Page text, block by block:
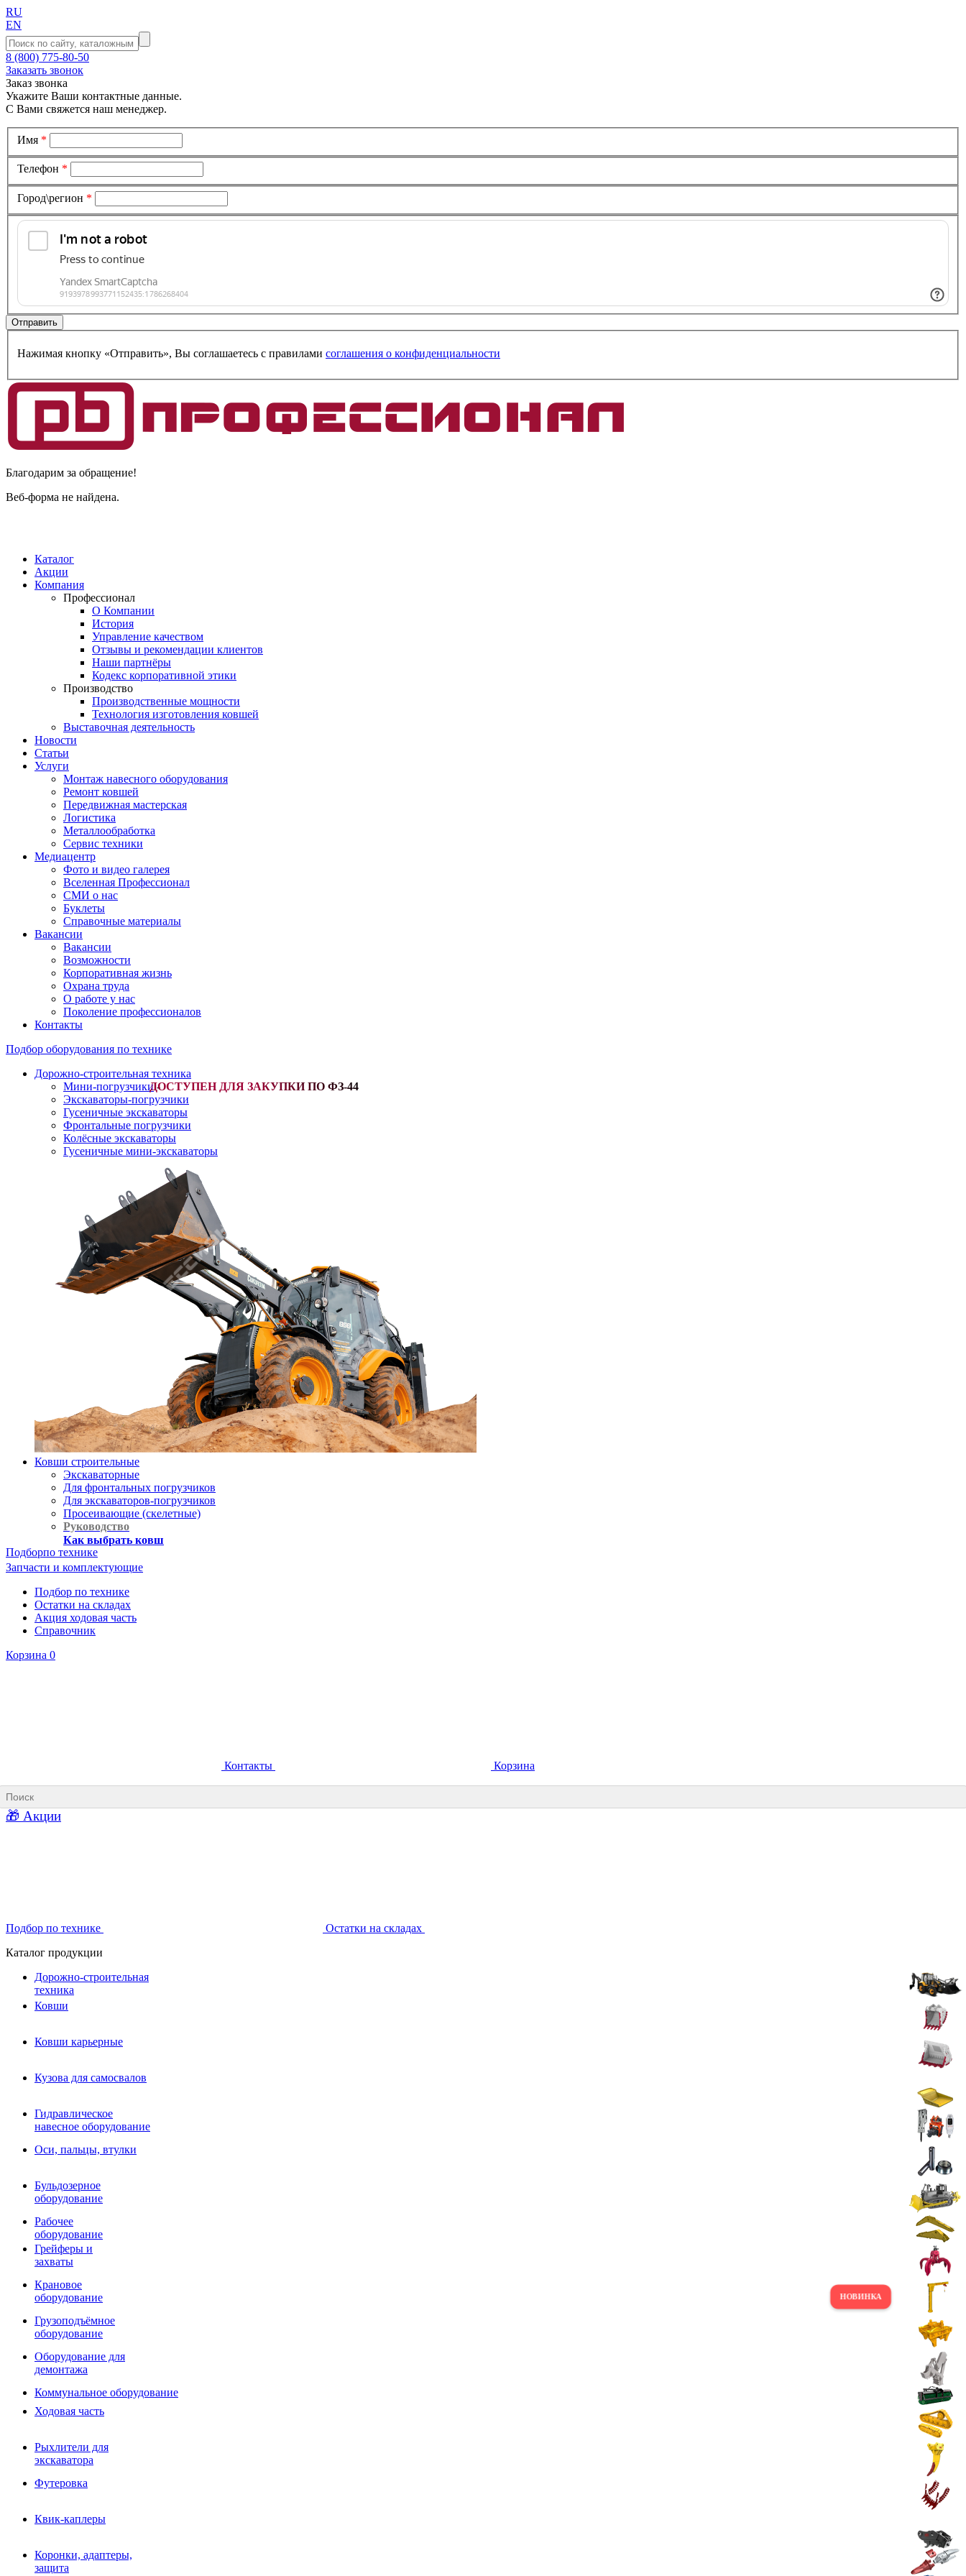
RU
EN
8 (800) 775-80-50
Заказать звонок
Заказ звонка
Укажите Ваши контактные данные.
С Вами свяжется наш менеджер.
Имя *
Телефон *
Город\регион *
Нажимая кнопку «Отправить», Вы соглашаетесь c правилами соглашения о конфиденциальности
Благодарим за обращение!
Веб-форма не найдена.
Каталог
Акции
Компания
Профессионал
О Компании
История
Управление качеством
Отзывы и рекомендации клиентов
Наши партнёры
Кодекс корпоративной этики
Производство
Производственные мощности
Технология изготовления ковшей
Выставочная деятельность
Новости
Статьи
Услуги
Монтаж навесного оборудования
Ремонт ковшей
Передвижная мастерская
Логистика
Металлообработка
Сервис техники
Медиацентр
Фото и видео галерея
Вселенная Профессионал
СМИ о нас
Буклеты
Справочные материалы
Вакансии
Вакансии
Возможности
Корпоративная жизнь
Охрана труда
О работе у нас
Поколение профессионалов
Контакты
Подбор оборудования по технике
Дорожно-строительная техника
Мини-погрузчики-
Экскаваторы-погрузчики
Гусеничные экскаваторы
Фронтальные погрузчики
Колёсные экскаваторы
Гусеничные мини-экскаваторы
Ковши строительные
Экскаваторные
Для фронтальных погрузчиков
Для экскаваторов-погрузчиков
Просеивающие (скелетные)
Руководство
Как выбрать ковш
Ковши для фронтальных погрузчиков
Гидравлическое навесное
оборудование
Гидробуры и шнеки
Вибротрамбовки
Навесные дорожные фрезы
Виброрипперы
Ковши дробильные щековые
Ковши дробильные роторные
Сортировочные ковши барабанные
Сортировочные ковши вальцовые
Фрезы роторные
Фрезы дисковые
Траншеекопатели
Просеивающие ковши для фронтальных погрузчиков
Распределители асфальта
Переходные плиты
Гидроразводка
РВД
Сваерезки
Как выбрать гидромолот
Подборпо технике
Запчасти и комплектующие
Подбор по технике
Остатки на складах
Акция ходовая часть
Справочник
Корзина 0
Контакты Корзина
🎁 Акции
Подбор по технике
Остатки на складах
Каталог продукции
Дорожно-строительная
техника
Ковши
Ковши карьерные
Кузова для самосвалов
Гидравлическое
навесное оборудование
Оси, пальцы, втулки
Бульдозерное
оборудование
Рабочее
оборудование
Грейферы и
захваты
Крановое
оборудование
Грузоподъёмное
оборудование
Оборудование для
демонтажа
Коммунальное оборудование
Ходовая часть
Рыхлители для
экскаватора
Футеровка
Квик-каплеры
Коронки, адаптеры,
защита